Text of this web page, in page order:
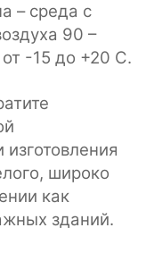
– среда с
90 –
-15 до +20 С.
изготовления
широко
как
зданий.